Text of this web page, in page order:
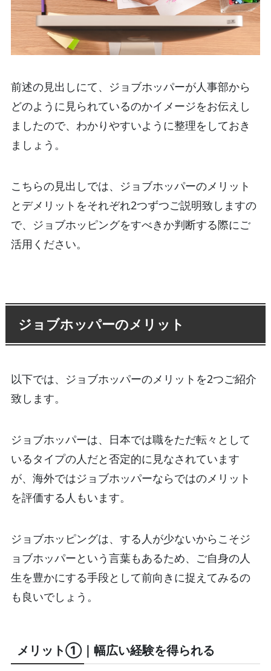
前述の見出しにて、ジョブホッパーが人事部から
どのように見られているのかイメージをお伝えし
ましたので、わかりやすいように整理をしておき
ましょう。
こちらの見出しでは、ジョブホッパーのメリット
とデメリットをそれぞれ2つずつご説明致しますの
で、ジョブホッピングをすべきか判断する際にご
活用ください。
ジョブホッパーのメリット
以下では、ジョブホッパーのメリットを2つご紹介
致します。
ジョブホッパーは、日本では職をただ転々として
いるタイプの人だと否定的に見なされています
が、海外ではジョブホッパーならではのメリット
を評価する人もいます。
ジョブホッピングは、する人が少ないからこそジ
ョブホッパーという言葉もあるため、ご自身の人
生を豊かにする手段として前向きに捉えてみるの
も良いでしょう。
メリット①｜幅広い経験を得られる